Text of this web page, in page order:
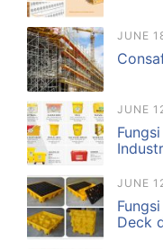
JUNE
JUNE
JUNE
Deck